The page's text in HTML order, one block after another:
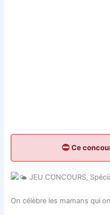
Ce
JEU CONCOURS,
On célèbre les mamans qui